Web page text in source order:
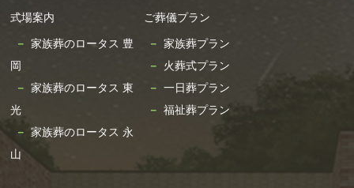
いるかどうかを確認し、契約締結により、適切な
安全管理措置を講じています。
＜第三者への個人情報の提供について＞
弊社が、本フォームを通じて取得するお客様の個
人情報は、弊社以外の第三者に開示または提供す
ることはありません。但し、以下の場合は開示す
る場合がございます。
式場案内
家族葬のロータス 豊
岡
家族葬のロータス 東
光
家族葬のロータス 永
山
ご葬儀プラン
家族葬プラン
火葬式プラン
一日葬プラン
福祉葬プラン